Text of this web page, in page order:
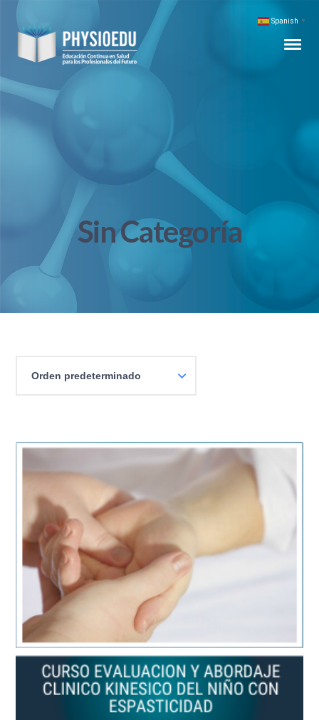
Sin Categoría
Spanish ▼